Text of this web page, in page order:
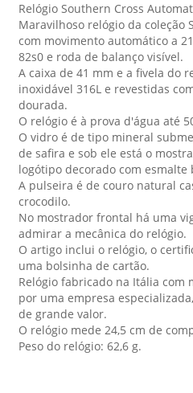
Relógio Southern Cross
Maravilhoso relógio da coleção
com movimento automático a
82s0 e roda de balanço visível.
A caixa de 41 mm e a fivela do
inoxidável 316L e revestidas
dourada.
O relógio é à prova d'água até
O vidro é de tipo mineral
de safira e sob ele está o
logótipo decorado com esmalte
A pulseira é de couro natural
crocodilo.
No mostrador frontal há uma
admirar a mecânica do relógio.
O artigo inclui o relógio, o
uma bolsinha de cartão.
Relógio fabricado na Itália com
por uma empresa
de grande valor.
O relógio mede 24,5 cm de
Peso do relógio: 62,6 g.